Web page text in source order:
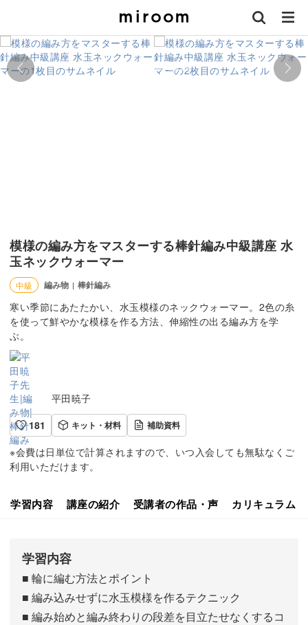
模様の編み方をマスターする棒針編み中級講座 水
玉ネックウォーマー
中級 編み物 | 棒針編み
寒い季節にあたたかい、水玉模様のネックウォーマー。2色の糸
を使って鮮やかな模様を作る方法、伸縮性の出る編み方を学
ぶ。
平田暁子
181
キット・材料 補助資料
※会費は日単位で計算されますので、いつ入会しても無駄なくご
利用いただけます。
学習内容 講座の紹介 受講者の作品・声 カリキュラム
学習内容
■ 輪に編む方法とポイント
■ 編み込みせずに水玉模様を作るテクニック
■ 編み始めと編み終わりの段差を目立たせなくするコ